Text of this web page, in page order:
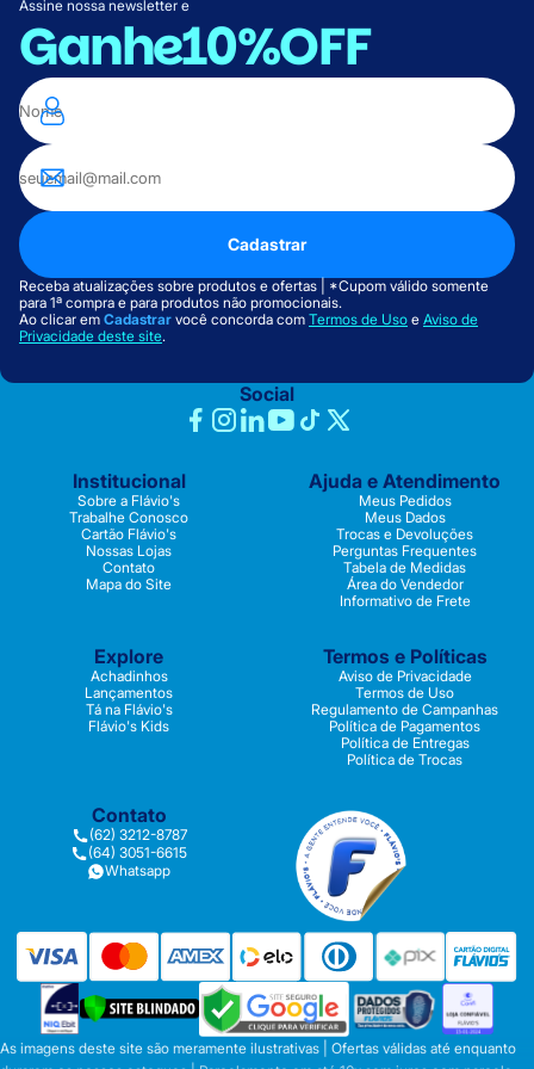
Assine nossa newsletter e
Ganhe10%OFF
Cadastrar
Receba atualizações sobre produtos e ofertas | *Cupom válido somente
para 1ª compra e para produtos não promocionais.
Ao clicar em Cadastrar você concorda com Termos de Uso e Aviso de
Privacidade deste site.
Social
Institucional
Sobre a Flávio's
Trabalhe Conosco
Cartão Flávio's
Nossas Lojas
Contato
Mapa do Site
Ajuda e Atendimento
Meus Pedidos
Meus Dados
Trocas e Devoluções
Perguntas Frequentes
Tabela de Medidas
Área do Vendedor
Informativo de Frete
Explore
Achadinhos
Lançamentos
Tá na Flávio's
Flávio's Kids
Termos e Políticas
Aviso de Privacidade
Termos de Uso
Regulamento de Campanhas
Política de Pagamentos
Política de Entregas
Política de Trocas
Contato
(62) 3212-8787
(64) 3051-6615
Whatsapp
As imagens deste site são meramente ilustrativas | Ofertas válidas até enquanto